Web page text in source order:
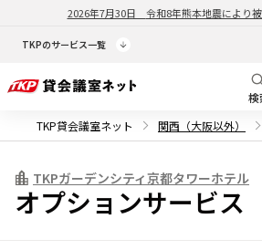
2026年7月30日 令和8年熊本地震により
TKPのサービス一覧
検
TKP貸会議室ネット
関西（大阪以外）
TKPガーデンシティ京都タワーホテル
オプションサービス